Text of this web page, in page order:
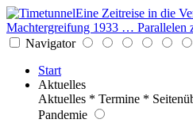
Eine Zeitreise in die
Machtergreifung 1933 … Parallelen
Navigator
Start
Aktuelles
Aktuelles * Termine *
Pandemie